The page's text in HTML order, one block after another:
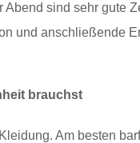
Abend sind sehr gute
und anschließende
brauchst
Am besten